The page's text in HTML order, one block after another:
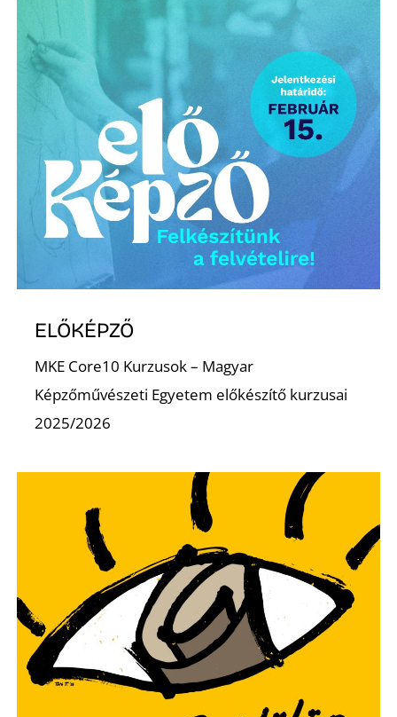
ELŐKÉPZŐ
MKE Core10 Kurzusok – Magyar
Képzőművészeti Egyetem előkészítő kurzusai
2025/2026